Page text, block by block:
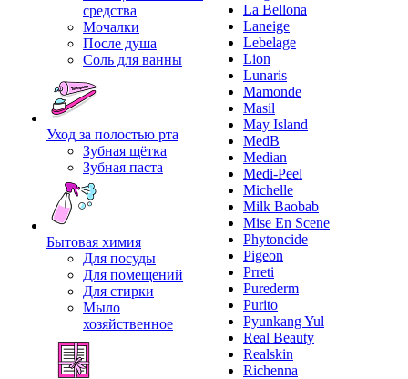
средства
Мочалки
После душа
Соль для ванны
Уход за полостью рта
Зубная щётка
Зубная паста
Бытовая химия
Для посуды
Для помещений
Для стирки
Мыло
хозяйственное
La Bellona
Laneige
Lebelage
Lion
Lunaris
Mamonde
Masil
May Island
MedB
Median
Medi-Peel
Michelle
Milk Baobab
Mise En Scene
Phytoncide
Pigeon
Prreti
Purederm
Purito
Pyunkang Yul
Real Beauty
Realskin
Richenna